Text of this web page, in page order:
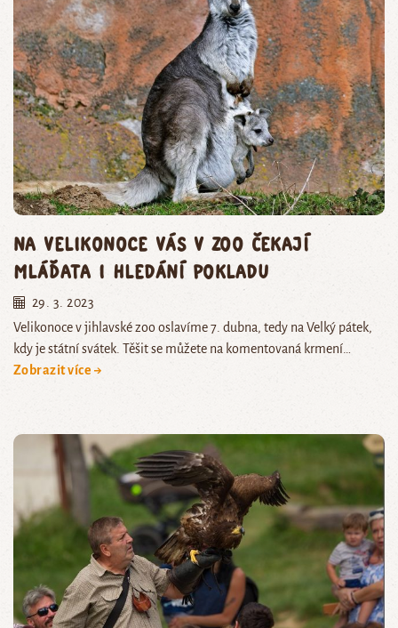
Na Velikonoce vás v zoo čekají
mláďata i hledání pokladu
29. 3. 2023
Velikonoce v jihlavské zoo oslavíme 7. dubna, tedy na Velký pátek,
kdy je státní svátek. Těšit se můžete na komentovaná krmení…
Zobrazit více →